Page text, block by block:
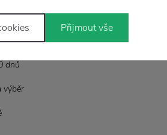
ihned
2 000 Kč
dnů
výběr
Přijmout vše